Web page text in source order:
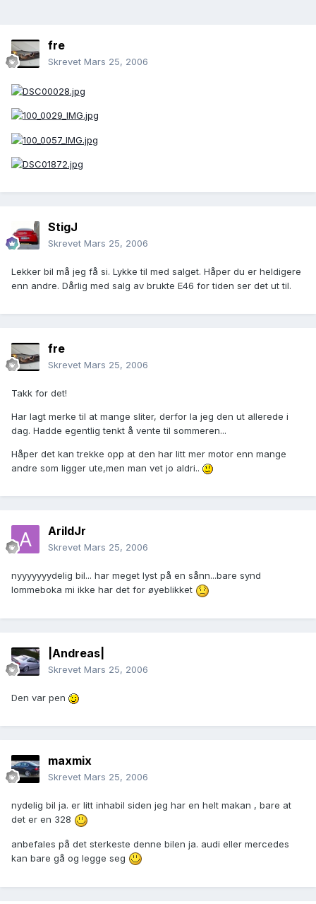
fre
Skrevet Mars 25, 2006
StigJ
Skrevet Mars 25, 2006
Lekker bil må jeg få si. Lykke til med salget. Håper du er heldigere
enn andre. Dårlig med salg av brukte E46 for tiden ser det ut til.
fre
Skrevet Mars 25, 2006
Takk for det!
Har lagt merke til at mange sliter, derfor la jeg den ut allerede i
dag. Hadde egentlig tenkt å vente til sommeren...
Håper det kan trekke opp at den har litt mer motor enn mange
andre som ligger ute,men man vet jo aldri..
ArildJr
Skrevet Mars 25, 2006
nyyyyyyydelig bil... har meget lyst på en sånn...bare synd
lommeboka mi ikke har det for øyeblikket
|Andreas|
Skrevet Mars 25, 2006
Den var pen
maxmix
Skrevet Mars 25, 2006
nydelig bil ja. er litt inhabil siden jeg har en helt makan , bare at
det er en 328
anbefales på det sterkeste denne bilen ja. audi eller mercedes
kan bare gå og legge seg